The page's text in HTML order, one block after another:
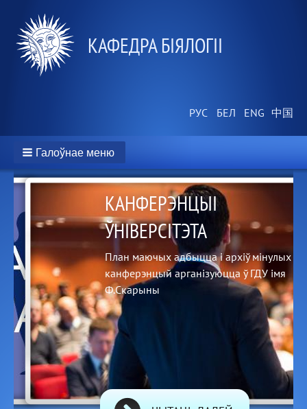
КАФЕДРА БІЯЛОГІІ
Галоўнае меню
КАНФЕРЭНЦЫІ
ЎНІВЕРСІТЭТА
План маючых адбыцца і архіў мінулых
канферэнцый арганізуюцца ў ГДУ імя
Ф.Скарыны